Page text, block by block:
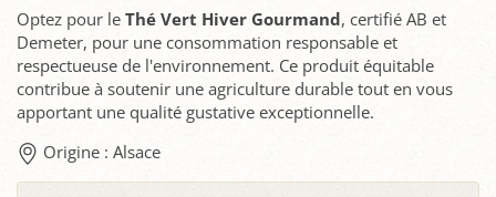
Optez pour le Thé Vert Hiver Gourmand, certifié AB et
Demeter, pour une consommation responsable et
respectueuse de l'environnement. Ce produit équitable
contribue à soutenir une agriculture durable tout en vous
apportant une qualité gustative exceptionnelle.
Origine : Alsace